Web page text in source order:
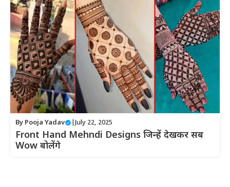
By Pooja Yadav |July 22, 2025
Front Hand Mehndi Designs जिन्हें देखकर सब
Wow बोलेंगे